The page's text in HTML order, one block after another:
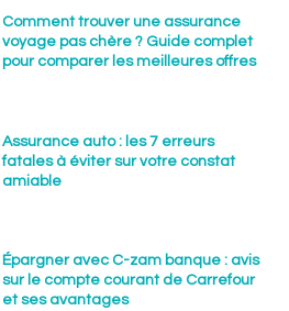
Comment trouver une assurance
voyage pas chère ? Guide complet
pour comparer les meilleures offres
Assurance auto : les 7 erreurs
fatales à éviter sur votre constat
amiable
Épargner avec C-zam banque : avis
sur le compte courant de Carrefour
et ses avantages